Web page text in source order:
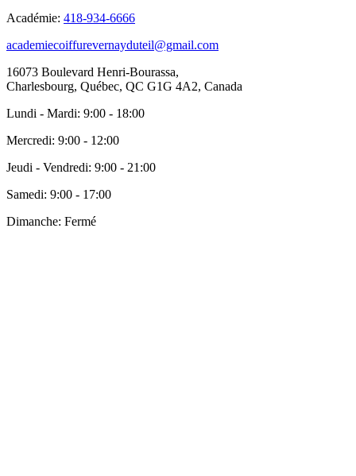
Académie: 418-934-6666
academiecoiffurevernayduteil@gmail.com
16073 Boulevard Henri-Bourassa,
Charlesbourg, Québec, QC G1G 4A2, Canada
Lundi - Mardi: 9:00 - 18:00
Mercredi: 9:00 - 12:00
Jeudi - Vendredi: 9:00 - 21:00
Samedi: 9:00 - 17:00
Dimanche: Fermé